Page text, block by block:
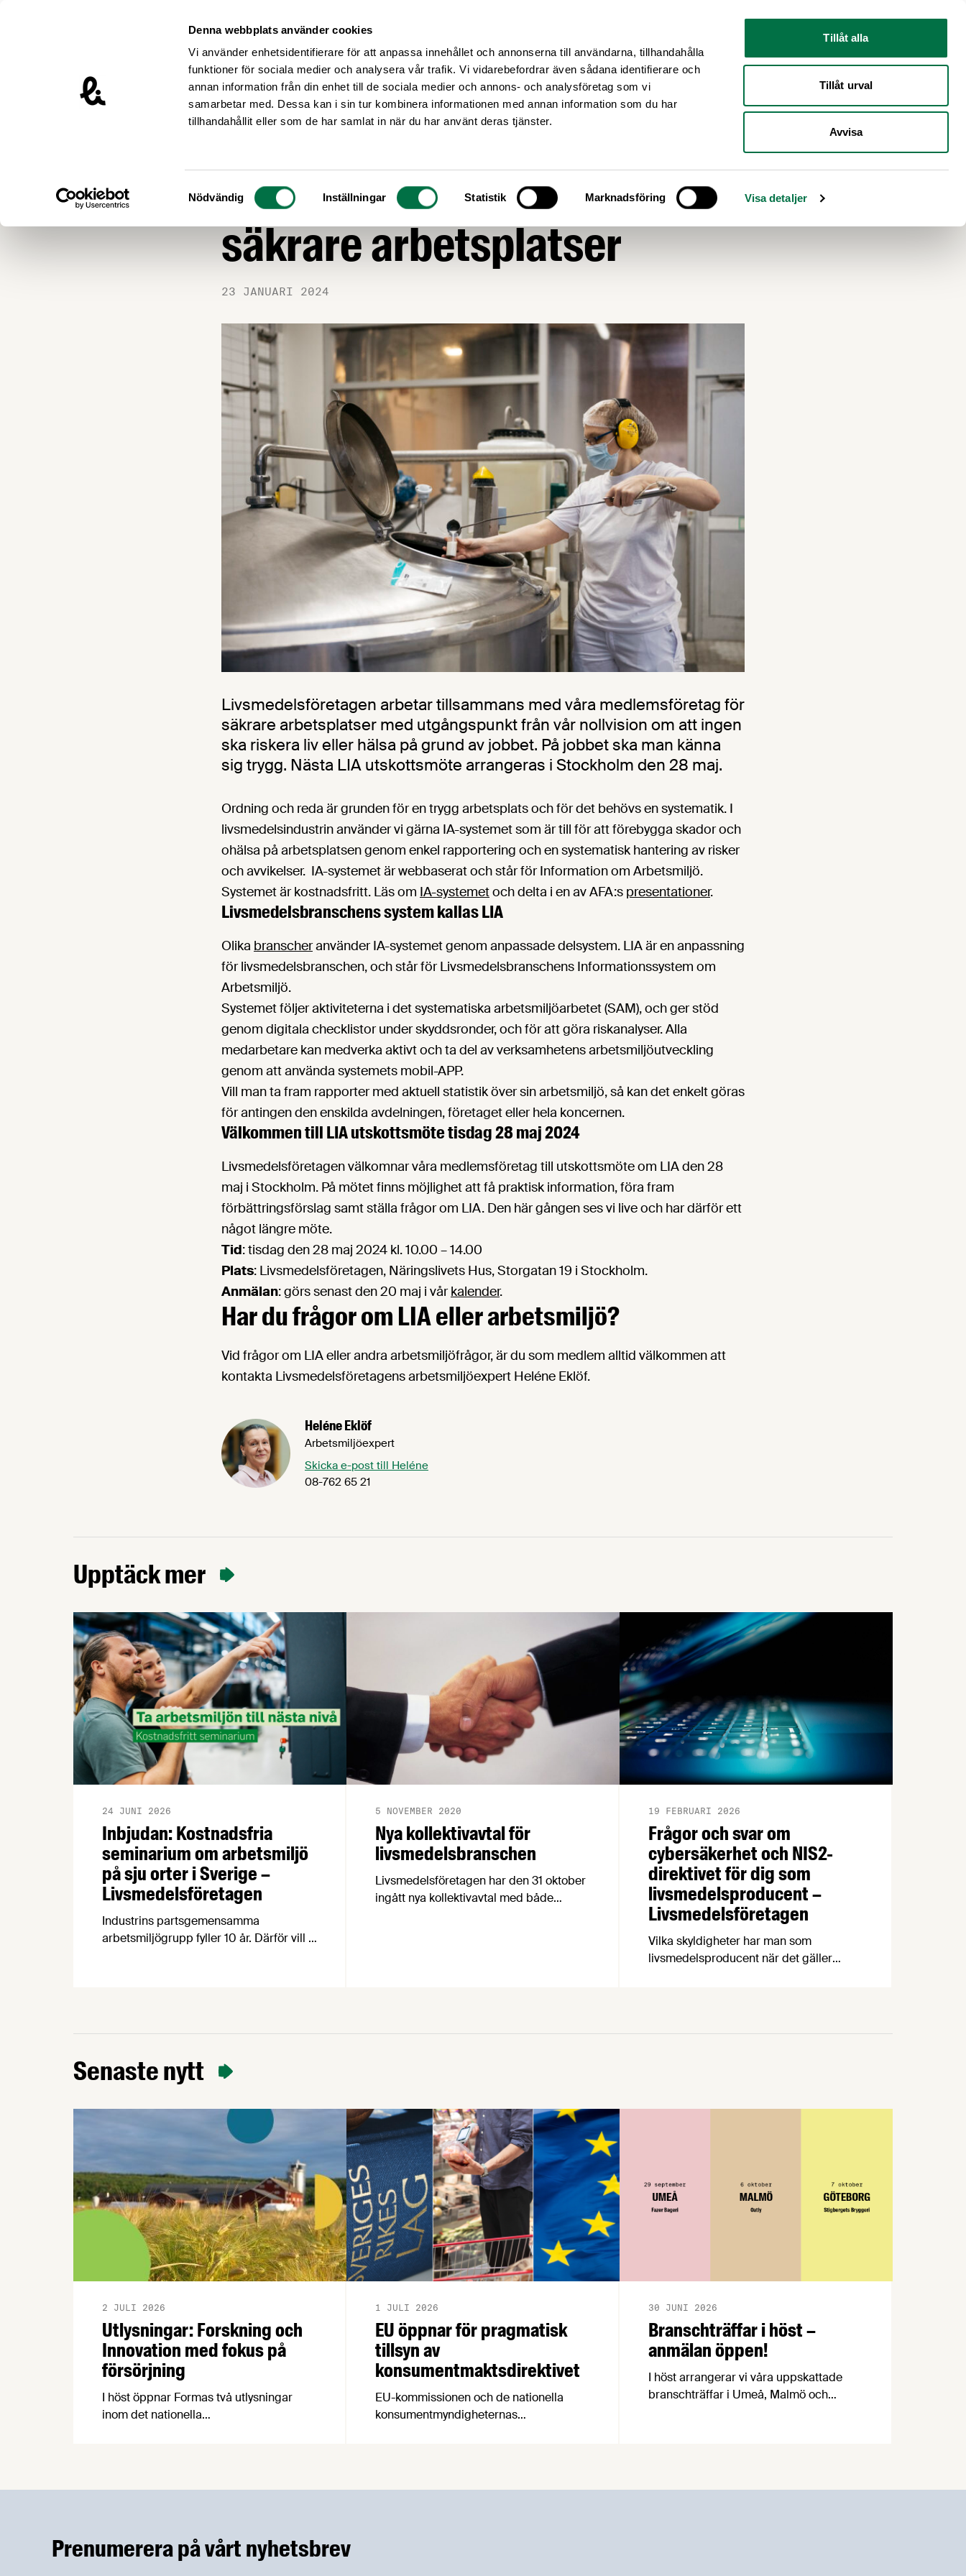
Denna webbplats använder cookies
Vi använder enhetsidentifierare för att anpassa innehållet och annonserna till användarna, tillhandahålla
funktioner för sociala medier och analysera vår trafik. Vi vidarebefordrar även sådana identifierare och
annan information från din enhet till de sociala medier och annons- och analysföretag som vi
samarbetar med. Dessa kan i sin tur kombinera informationen med annan information som du har
tillhandahållit eller som de har samlat in när du har använt deras tjänster.
Samtyckesval
Nödvändig Inställningar Statistik Marknadsföring Visa detaljer
Tillåt alla
Tillåt urval
Avvisa
Livsmedelsföretagen – till startsidan
Nyheter
Tillsammans arbetar vi för
säkrare arbetsplatser
23 JANUARI 2024
Livsmedelsföretagen arbetar tillsammans med våra medlemsföretag för
säkrare arbetsplatser med utgångspunkt från vår nollvision om att ingen
ska riskera liv eller hälsa på grund av jobbet. På jobbet ska man känna
sig trygg. Nästa LIA utskottsmöte arrangeras i Stockholm den 28 maj.
Ordning och reda är grunden för en trygg arbetsplats och för det behövs en systematik. I
livsmedelsindustrin använder vi gärna IA-systemet som är till för att förebygga skador och
ohälsa på arbetsplatsen genom enkel rapportering och en systematisk hantering av risker
och avvikelser. IA-systemet är webbaserat och står för Information om Arbetsmiljö.
Systemet är kostnadsfritt. Läs om IA-systemetoch delta i en av AFA:s presentationer.
Livsmedelsbranschens system kallas LIA
Olika branscheranvänder IA-systemet genom anpassade delsystem. LIA är en anpassning
för livsmedelsbranschen, och står för Livsmedelsbranschens Informationssystem om
Arbetsmiljö.
Systemet följer aktiviteterna i det systematiska arbetsmiljöarbetet (SAM), och ger stöd
genom digitala checklistor under skyddsronder, och för att göra riskanalyser. Alla
medarbetare kan medverka aktivt och ta del av verksamhetens arbetsmiljöutveckling
genom att använda systemets mobil-APP.
Vill man ta fram rapporter med aktuell statistik över sin arbetsmiljö, så kan det enkelt göras
för antingen den enskilda avdelningen, företaget eller hela koncernen.
Välkommen till LIA utskottsmöte tisdag 28 maj 2024
Livsmedelsföretagen välkomnar våra medlemsföretag till utskottsmöte om LIA den 28
maj i Stockholm. På mötet finns möjlighet att få praktisk information, föra fram
förbättringsförslag samt ställa frågor om LIA. Den här gången ses vi live och har därför ett
något längre möte.
Tid: tisdag den 28 maj 2024 kl. 10.00 – 14.00
Plats: Livsmedelsföretagen, Näringslivets Hus, Storgatan 19 i Stockholm.
Anmälan: görs senast den 20 maj i vårkalender.
Har du frågor om LIA eller arbetsmiljö?
Vid frågor om LIA eller andra arbetsmiljöfrågor, är du som medlem alltid välkommen att
kontakta Livsmedelsföretagens arbetsmiljöexpert Heléne Eklöf.
Heléne Eklöf
Arbetsmiljöexpert
Skicka e-post till Heléne
08-762 65 21
Upptäck mer
Inbjudan: Kostnadsfria
seminarium om arbetsmiljö
på sju orter i Sverige –
Livsmedelsföretagen
24 JUNI 2026
Industrins partsgemensamma
arbetsmiljögrupp fyller 10 år. Därför vill vi
med dig ett antal nyttiga verktyg genom
att vi varvar föreläsningspass med …
Nya kollektivavtal för
livsmedelsbranschen
5 NOVEMBER 2020
Livsmedelsföretagen har den 31 oktober
ingått nya kollektivavtal med både
skrivit sammanfattande cirkulär.
Frågor och svar om
cybersäkerhet och NIS2-
direktivet för dig som
livsmedelsproducent –
Livsmedelsföretagen
19 FEBRUARI 2026
Vilka skyldigheter har man som
livsmedelsproducent när det gäller
Senaste nytt
Utlysningar: Forskning och
Innovation med fokus på
försörjning
2 JULI 2026
I höst öppnar Formas två utlysningar
inom det nationella
innovationer som stärker Sveriges
livsmedelsförsörjning.
EU öppnar för pragmatisk
tillsyn av
konsumentmaktsdirektivet
1 JULI 2026
EU-kommissionen och de nationella
konsumentmyndigheternas
Branschträffar i höst –
anmälan öppen!
30 JUNI 2026
I höst arrangerar vi våra uppskattade
branschträffar i Umeå, Malmö och
Prenumerera på vårt nyhetsbrev